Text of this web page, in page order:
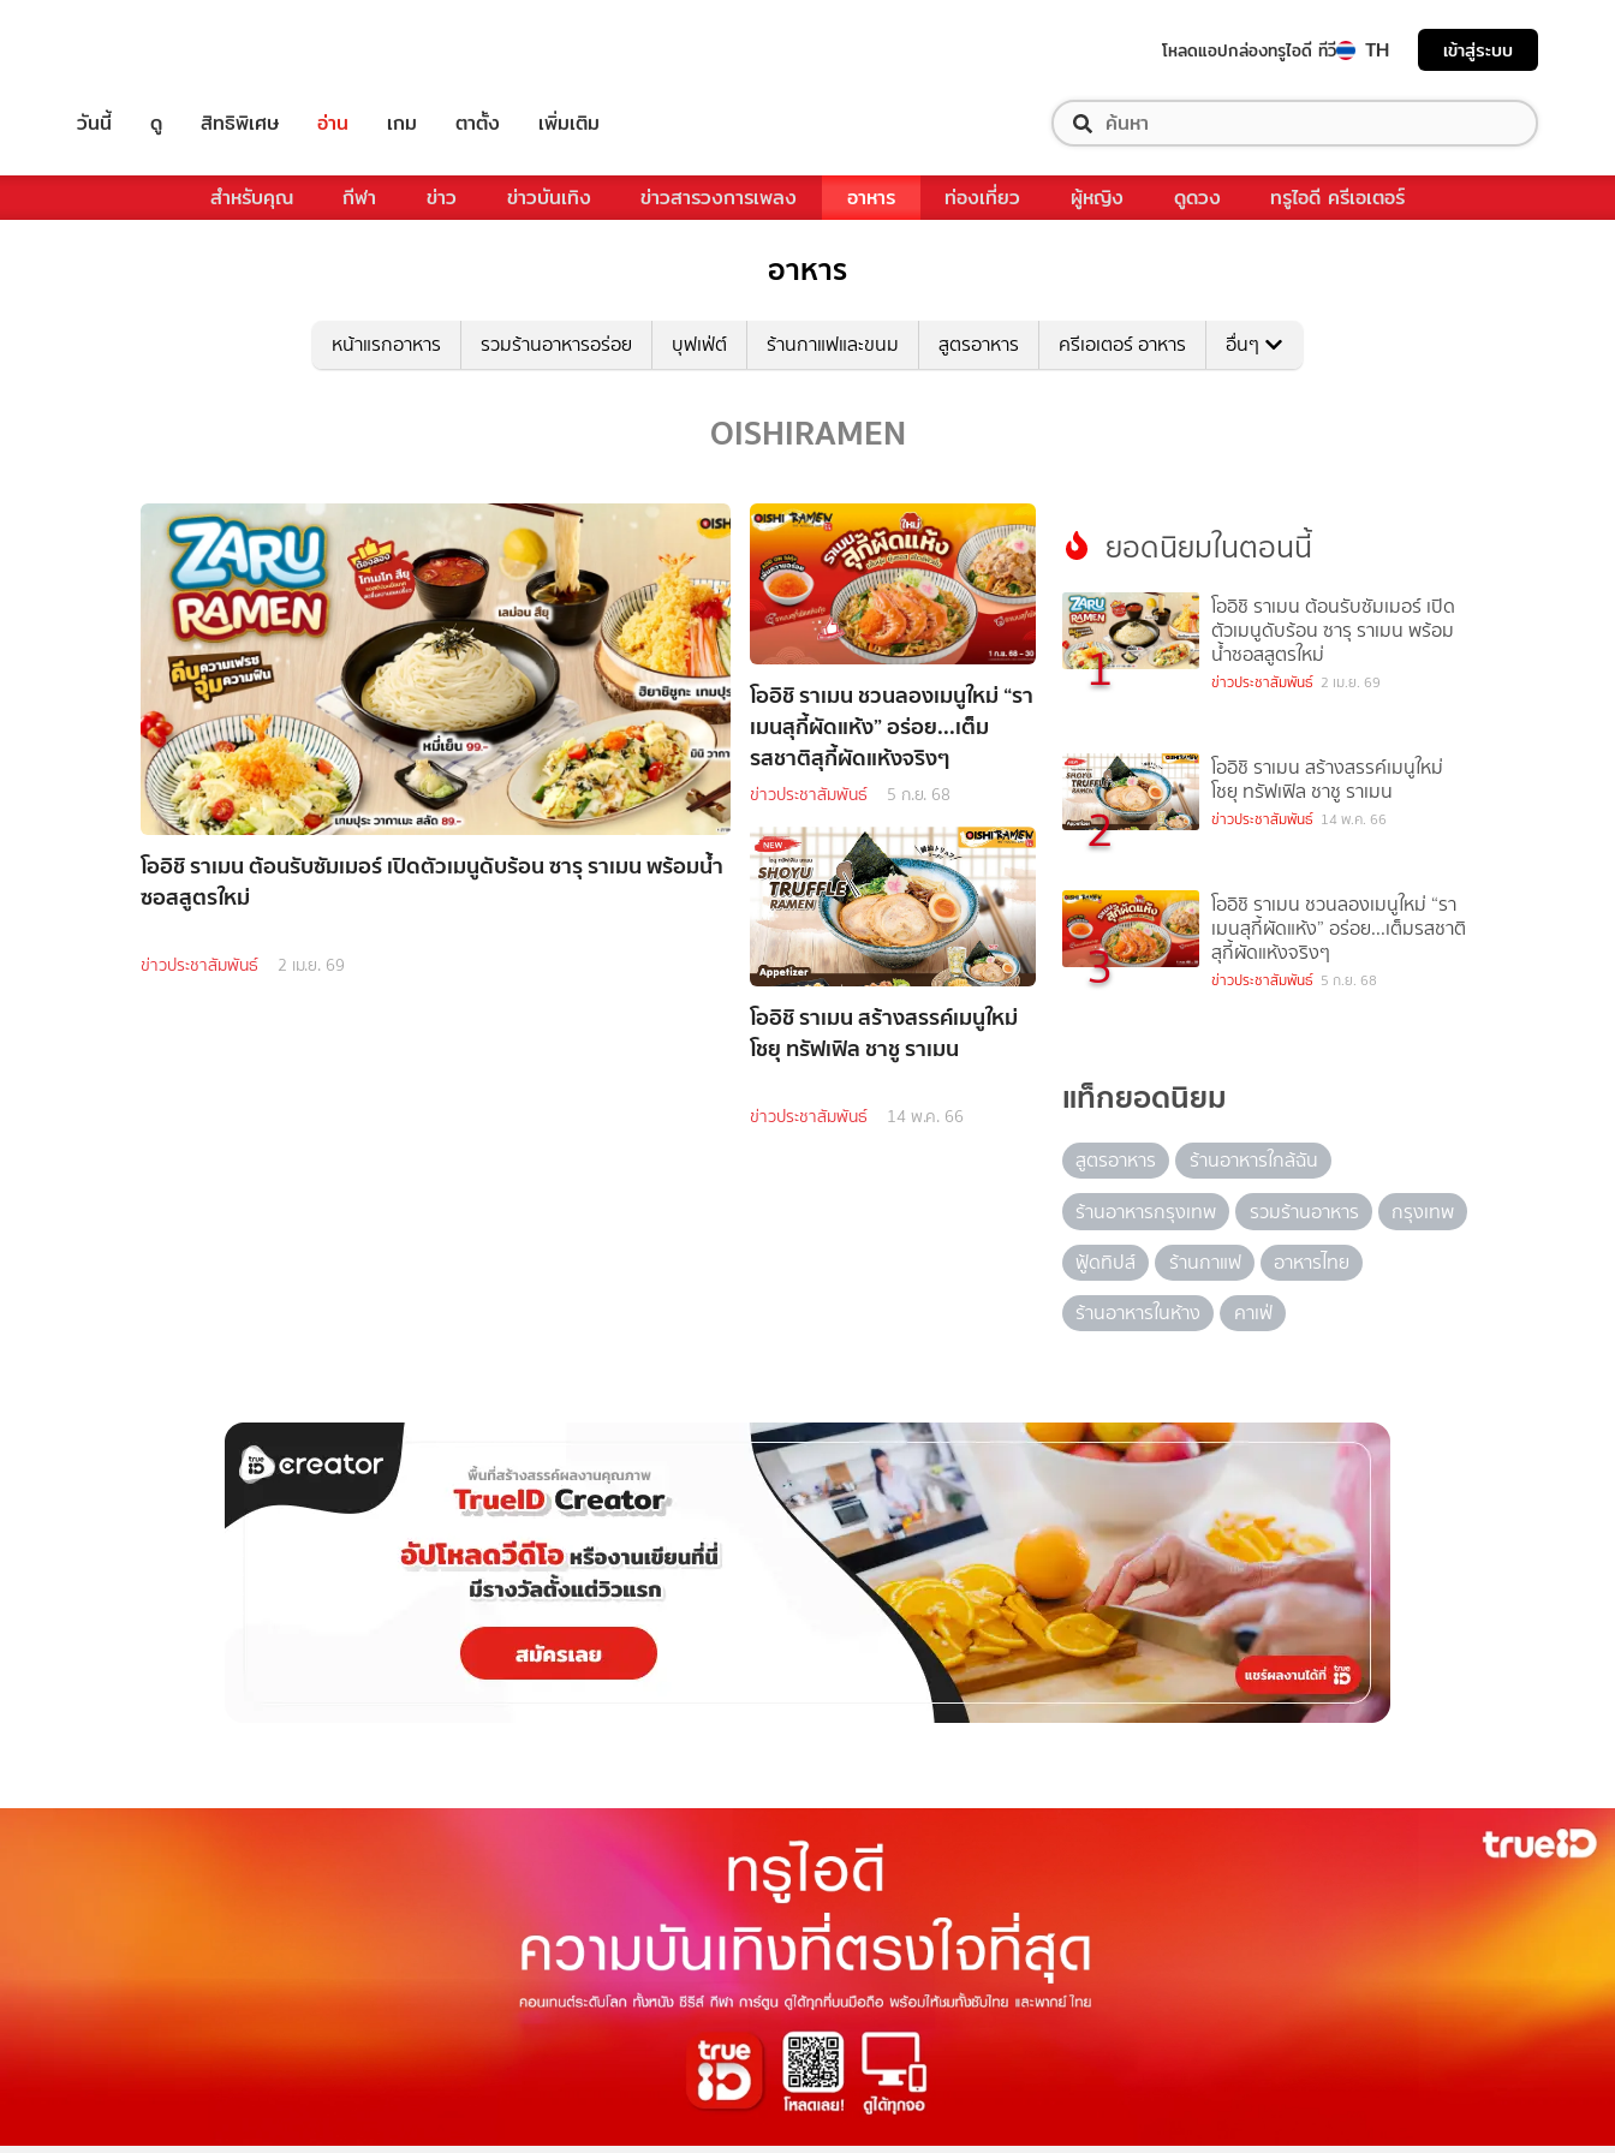
โหลดแอปกล่องทรูไอดี ทีวี TH เข้าสู่ระบบ
วันนี้ ดู สิทธิพิเศษ อ่าน เกม ตาตั้ง เพิ่มเติม
สำหรับคุณ กีฬา ข่าว ข่าวบันเทิง ข่าวสารวงการเพลง อาหาร ท่องเที่ยว ผู้หญิง ดูดวง ทรูไอดี ครีเอเตอร์
อาหาร
หน้าแรกอาหาร รวมร้านอาหารอร่อย บุฟเฟ่ต์ ร้านกาแฟและขนม สูตรอาหาร ครีเอเตอร์ อาหาร อื่นๆ
OISHIRAMEN
โออิชิ ราเมน ต้อนรับซัมเมอร์ เปิดตัวเมนูดับร้อน ซารุ ราเมน พร้อมน้ำ
ซอสสูตรใหม่
ข่าวประชาสัมพันธ์ 2 เม.ย. 69
โออิชิ ราเมน ชวนลองเมนูใหม่ “รา
เมนสุกี้ผัดแห้ง” อร่อย...เต็ม
รสชาติสุกี้ผัดแห้งจริงๆ
ข่าวประชาสัมพันธ์ 5 ก.ย. 68
โออิชิ ราเมน สร้างสรรค์เมนูใหม่
โชยุ ทรัฟเฟิล ชาชู ราเมน
ข่าวประชาสัมพันธ์ 14 พ.ค. 66
ยอดนิยมในตอนนี้
1
โออิชิ ราเมน ต้อนรับซัมเมอร์ เปิด
ตัวเมนูดับร้อน ซารุ ราเมน พร้อม
น้ำซอสสูตรใหม่
ข่าวประชาสัมพันธ์ 2 เม.ย. 69
2
โออิชิ ราเมน สร้างสรรค์เมนูใหม่
โชยุ ทรัฟเฟิล ชาชู ราเมน
ข่าวประชาสัมพันธ์ 14 พ.ค. 66
3
โออิชิ ราเมน ชวนลองเมนูใหม่ “รา
เมนสุกี้ผัดแห้ง” อร่อย...เต็มรสชาติ
สุกี้ผัดแห้งจริงๆ
ข่าวประชาสัมพันธ์ 5 ก.ย. 68
แท็กยอดนิยม
สูตรอาหาร
ร้านอาหารใกล้ฉัน
ร้านอาหารกรุงเทพ
รวมร้านอาหาร
กรุงเทพ
ฟู้ดทิปส์
ร้านกาแฟ
อาหารไทย
ร้านอาหารในห้าง
คาเฟ่